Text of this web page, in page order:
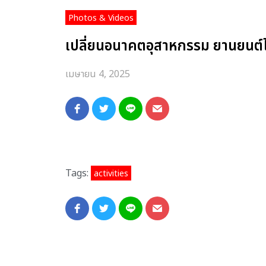
Photos & Videos
เปลี่ยนอนาคตอุสาหกรรม ยานยนต์
เมษายน 4, 2025
Tags: activities